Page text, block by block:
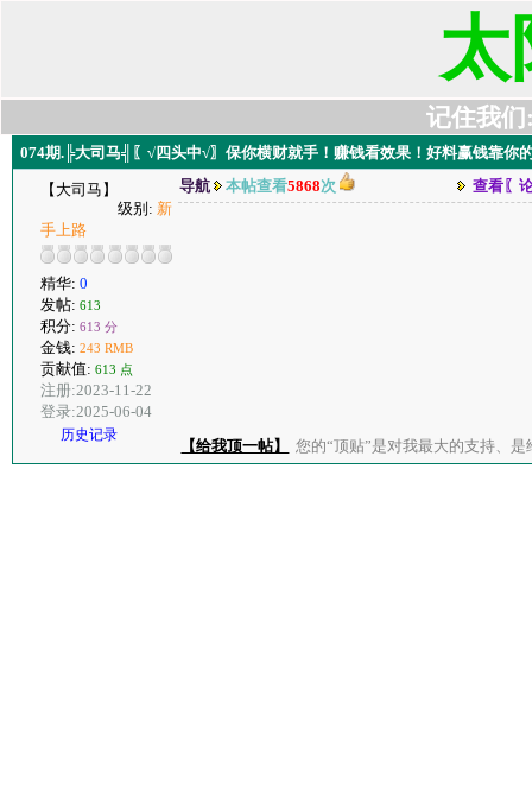
太
记住我们
074期.╠大司马╣〖√四头中√〗保你横财就手！赚钱看效果！好料赢钱靠你
【大司马】
级别: 新
手上路
精华: 0
发帖: 613
积分: 613 分
金钱: 243 RMB
贡献值: 613 点
注册:2023-11-22
登录:2025-06-04
历史记录
导航 本帖查看5868次 查看〖
【给我顶一帖】 您的“顶贴”是对我最大的支持、